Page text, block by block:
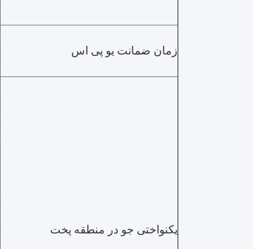
زمان ضمانت یو پی اس
یکنواختی جو در منطقه پخت